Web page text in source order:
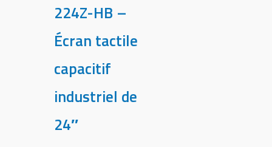
224Z-HB –
Écran tactile
capacitif
industriel de
24″